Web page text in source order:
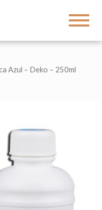
Azul – Deko – 250ml